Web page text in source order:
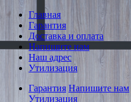
Главная
Гарантия
Доставка и оплата
Напишите нам
Наш адрес
Утилизация
Гарантия Напишите нам
Утилизация